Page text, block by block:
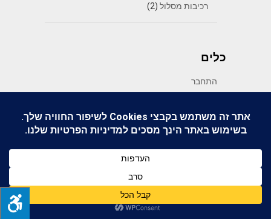
רכיבות מסלול(2)
כלים
התחבר
פיד תגובות
WordPress.org
SuperbThemes.com
Back to Top ↑